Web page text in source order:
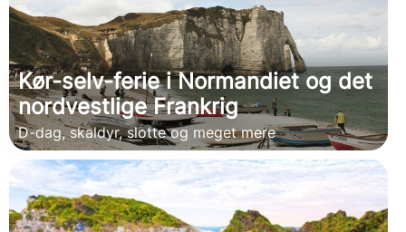
Kør-selv-ferie i Normandiet og det
nordvestlige Frankrig
D-dag, skaldyr, slotte og meget mere